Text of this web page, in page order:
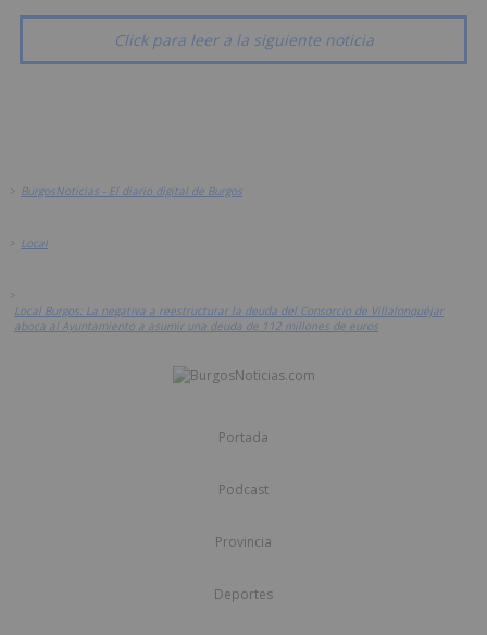
Click para leer a la siguiente noticia
> BurgosNoticias - El diario digital de Burgos
> Local
>
Local Burgos: La negativa a reestructurar la deuda del Consorcio de Villalonquéjar
aboca al Ayuntamiento a asumir una deuda de 112 millones de euros
Portada
Podcast
Provincia
Deportes